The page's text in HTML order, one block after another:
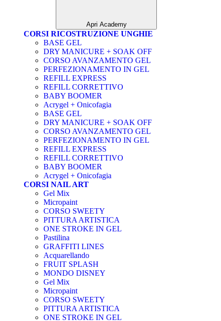
Apri Academy
CORSI RICOSTRUZIONE UNGHIE
BASE GEL
DRY MANICURE + SOAK OFF
CORSO AVANZAMENTO GEL
PERFEZIONAMENTO IN GEL
REFILL EXPRESS
REFILL CORRETTIVO
BABY BOOMER
Acrygel + Onicofagia
BASE GEL
DRY MANICURE + SOAK OFF
CORSO AVANZAMENTO GEL
PERFEZIONAMENTO IN GEL
REFILL EXPRESS
REFILL CORRETTIVO
BABY BOOMER
Acrygel + Onicofagia
CORSI NAIL ART
Gel Mix
Micropaint
CORSO SWEETY
PITTURA ARTISTICA
ONE STROKE IN GEL
Pastilina
GRAFFITI LINES
Acquarellando
FRUIT SPLASH
MONDO DISNEY
Gel Mix
Micropaint
CORSO SWEETY
PITTURA ARTISTICA
ONE STROKE IN GEL